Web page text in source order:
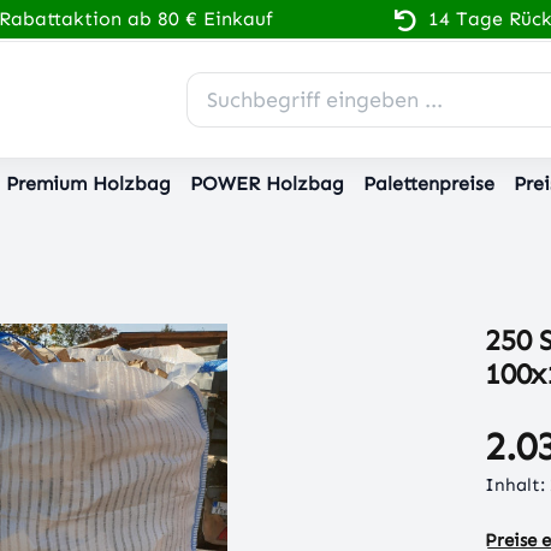
ab 80 € Einkauf 14 Tage
Premium Holzbag POWER Holzbag Palettenpreise
250
Inhalt:
Preise